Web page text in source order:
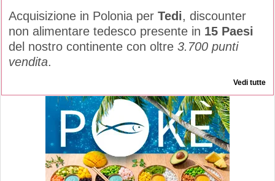
Acquisizione in Polonia per Tedi, discounter
non alimentare tedesco presente in 15 Paesi
del nostro continente con oltre 3.700 punti
vendita.
Vedi tutte